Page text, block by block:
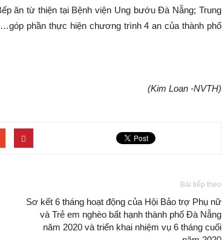
ăn từ thiện tại Bệnh viện Ung bướu Đà Nẵng; Trung
phần thực hiện chương trình 4 an của thành phố
(Kim Loan -NVTH)
Bài tiếp theo
Sơ kết 6 tháng hoạt động của Hội Bảo trợ Phụ nữ
và Trẻ em nghèo bất hạnh thành phố Đà Nẵng
năm 2020 và triển khai nhiệm vụ 6 tháng cuối